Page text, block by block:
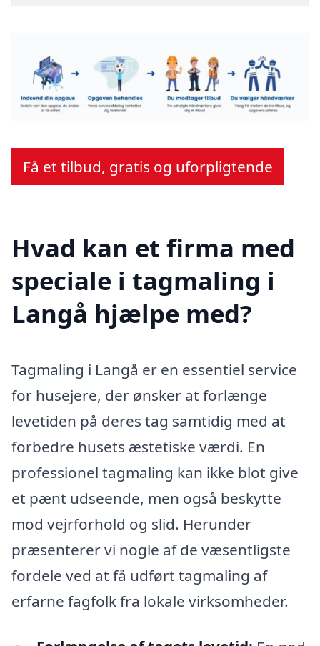
Få et tilbud, gratis og uforpligtende
Hvad kan et firma med
speciale i tagmaling i
Langå hjælpe med?
Tagmaling i Langå er en essentiel service
for husejere, der ønsker at forlænge
levetiden på deres tag samtidig med at
forbedre husets æstetiske værdi. En
professionel tagmaling kan ikke blot give
et pænt udseende, men også beskytte
mod vejrforhold og slid. Herunder
præsenterer vi nogle af de væsentligste
fordele ved at få udført tagmaling af
erfarne fagfolk fra lokale virksomheder.